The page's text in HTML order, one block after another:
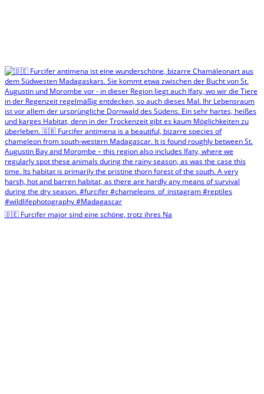
🇩🇪 Furcifer major sind eine schöne, trotz ihres Na